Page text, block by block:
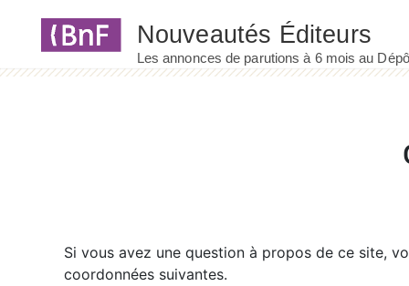
Si vous avez une question à propos de ce site,
coordonnées suivantes.